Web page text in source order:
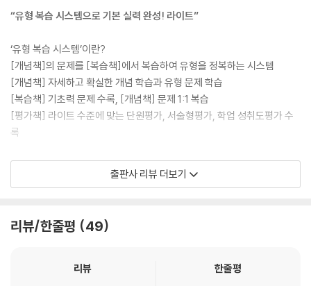
⑥ 분수와 소수의 크기 비교
5. 분수의 덧셈과 뺄셈
① 합이 1보다 작은 진분수의 덧셈
② 합이 1보다 큰 진분수의 덧셈
③ 대분수의 덧셈
④ 진분수의 뺄셈
⑤ 분수 부분끼리 뺄 수 있는 대분수의 뺄셈
⑥ 분수 부분끼리 뺄 수 없는 대분수의 뺄셈
6. 다각형의 둘레와 넓이
① 정다각형의 둘레
④ 직사각형의 넓이
“유형 복습 시스템으로 기본 실력 완성! 라이트”
‘유형 복습 시스템’이란?
[개념책]의 문제를 [복습책]에서 복습하여 유형을 정복하는 시스템
[개념책] 자세하고 확실한 개념 학습과 유형 문제 학습
[복습책] 기초력 문제 수록, [개념책] 문제 1:1 복습
[평가책] 라이트 수준에 맞는 단원평가, 서술형평가, 학업 성취도평가 수
록
·『개념+유형 라이트』는 유형 복습 시스템을 갖춘 교재로 수학 실력을 꽉
출판사 리뷰 더보기
리뷰/한줄평 49
리뷰 한줄평